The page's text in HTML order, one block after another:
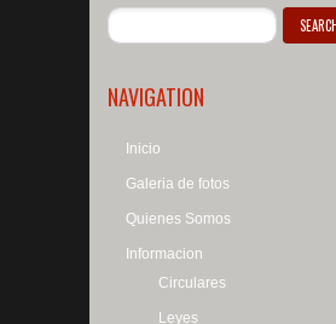
NAVIGATION
Inicio
Galeria de fotos
Quienes Somos
Informacion
Circulares
Leyes